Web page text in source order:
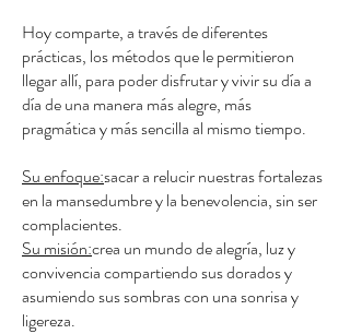
Hoy comparte, a través de diferentes
prácticas, los métodos que le permitieron
llegar allí, para poder disfrutar y vivir su día a
día de una manera más alegre, más
pragmática y más sencilla al mismo tiempo.
Su enfoque:sacar a relucir nuestras fortalezas
en la mansedumbre y la benevolencia, sin ser
complacientes.
Su misión:crea un mundo de alegría, luz y
convivencia compartiendo sus dorados y
asumiendo sus sombras con una sonrisa y
ligereza.